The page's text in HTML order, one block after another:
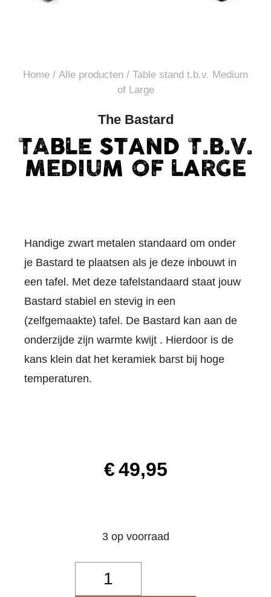
Home / Alle producten / Table stand t.b.v. Medium
of Large
The Bastard
TABLE STAND T.B.V.
MEDIUM OF LARGE
Handige zwart metalen standaard om onder
je Bastard te plaatsen als je deze inbouwt in
een tafel. Met deze tafelstandaard staat jouw
Bastard stabiel en stevig in een
(zelfgemaakte) tafel. De Bastard kan aan de
onderzijde zijn warmte kwijt . Hierdoor is de
kans klein dat het keramiek barst bij hoge
temperaturen.
€49,95
3 op voorraad